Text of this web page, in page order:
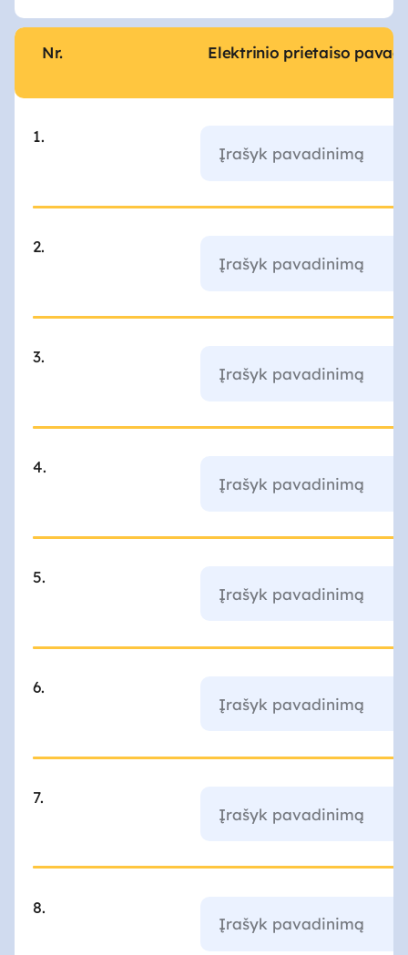
Nr. Elektrinio prietaiso
1.
2.
3.
4.
5.
6.
7.
8.